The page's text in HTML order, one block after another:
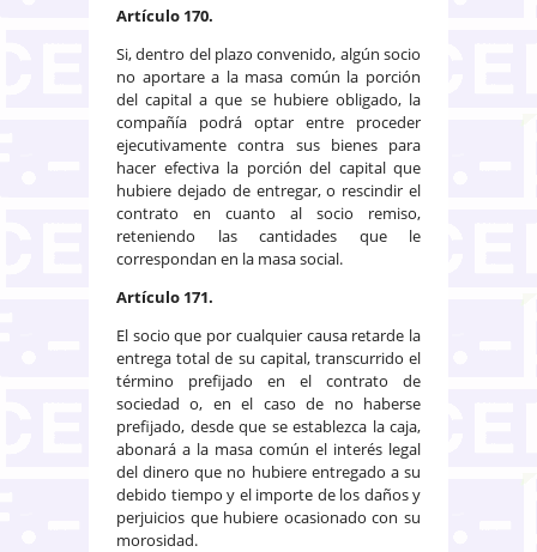
Artículo 170.
Si, dentro del plazo convenido, algún socio
no aportare a la masa común la porción
del capital a que se hubiere obligado, la
compañía podrá optar entre proceder
ejecutivamente contra sus bienes para
hacer efectiva la porción del capital que
hubiere dejado de entregar, o rescindir el
contrato en cuanto al socio remiso,
reteniendo las cantidades que le
correspondan en la masa social.
Artículo 171.
El socio que por cualquier causa retarde la
entrega total de su capital, transcurrido el
término prefijado en el contrato de
sociedad o, en el caso de no haberse
prefijado, desde que se establezca la caja,
abonará a la masa común el interés legal
del dinero que no hubiere entregado a su
debido tiempo y el importe de los daños y
perjuicios que hubiere ocasionado con su
morosidad.